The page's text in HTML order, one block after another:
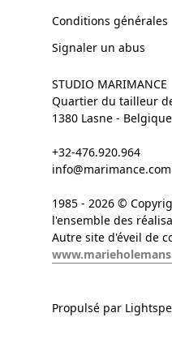
Conditions générales
Signaler un abus
STUDIO MARIMANCE
Quartier du tailleur
1380 Lasne - Belgique
+32-476.920.964
info@marimance.com
1985 - 2026 ©
l'ensemble des
Autre site d'éveil de
Propulsé par